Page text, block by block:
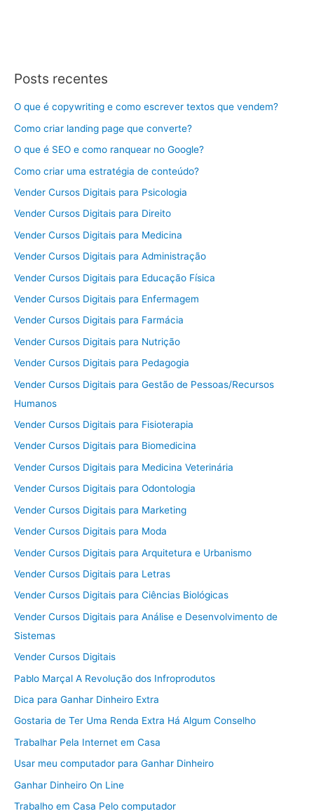
Posts recentes
O que é copywriting e como escrever textos que vendem?
Como criar landing page que converte?
O que é SEO e como ranquear no Google?
Como criar uma estratégia de conteúdo?
Vender Cursos Digitais para Psicologia
Vender Cursos Digitais para Direito
Vender Cursos Digitais para Medicina
Vender Cursos Digitais para Administração
Vender Cursos Digitais para Educação Física
Vender Cursos Digitais para Enfermagem
Vender Cursos Digitais para Farmácia
Vender Cursos Digitais para Nutrição
Vender Cursos Digitais para Pedagogia
Vender Cursos Digitais para Gestão de Pessoas/Recursos
Humanos
Vender Cursos Digitais para Fisioterapia
Vender Cursos Digitais para Biomedicina
Vender Cursos Digitais para Medicina Veterinária
Vender Cursos Digitais para Odontologia
Vender Cursos Digitais para Marketing
Vender Cursos Digitais para Moda
Vender Cursos Digitais para Arquitetura e Urbanismo
Vender Cursos Digitais para Letras
Vender Cursos Digitais para Ciências Biológicas
Vender Cursos Digitais para Análise e Desenvolvimento de
Sistemas
Vender Cursos Digitais
Pablo Marçal A Revolução dos Infroprodutos
Dica para Ganhar Dinheiro Extra
Gostaria de Ter Uma Renda Extra Há Algum Conselho
Trabalhar Pela Internet em Casa
Usar meu computador para Ganhar Dinheiro
Ganhar Dinheiro On Line
Trabalho em Casa Pelo computador